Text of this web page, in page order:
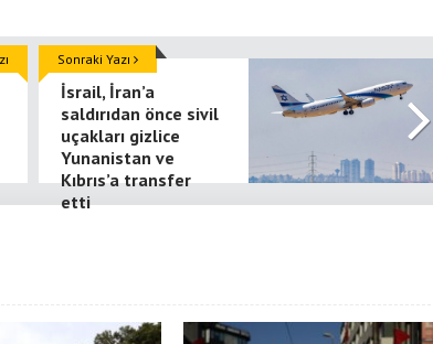
İsrail, İran’a
saldırıdan önce sivil
uçakları gizlice
Yunanistan ve
Kıbrıs’a transfer
etti
Sonraki Yazı